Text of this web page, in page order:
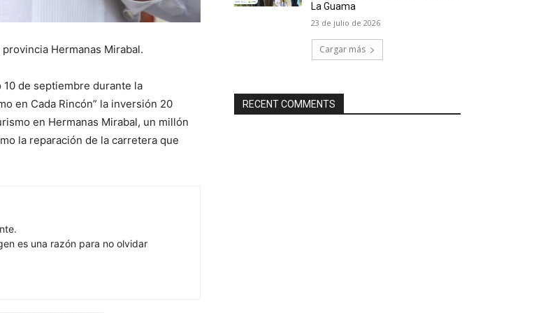
Hermanas Mirabal.
de septiembre durante la
en Cada Rincón” la inversión 20
en Hermanas Mirabal, un millón
la reparación de la carretera que
es una razón para no olvidar
La Guama
23 de julio de 2026
Cargar más
RECENT COMMENTS